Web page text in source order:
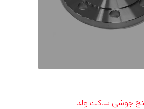
جوشی ساکت ولد